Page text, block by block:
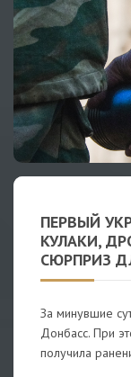
ПЕРВЫЙ
КУЛАКИ,
СЮРПРИЗ
За минувшие
Донбасс. При
получила